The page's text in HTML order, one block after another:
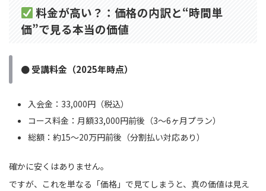
料金が高い？：価格の内訳と“時間単
価”で見る本当の価値
● 受講料金（2025年時点）
入会金：33,000円（税込）
コース料金：月額33,000円前後（3〜6ヶ月プラン）
総額：約15〜20万円前後（分割払い対応あり）
確かに安くはありません。
ですが、これを単なる「価格」で見てしまうと、真の価値は見え